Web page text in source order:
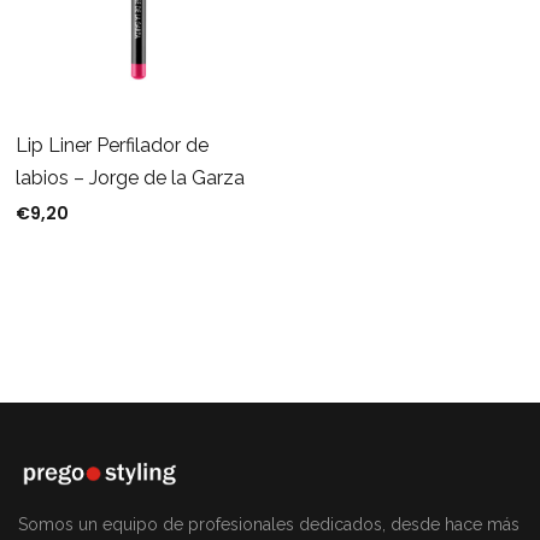
Lip Liner Perfilador de
labios – Jorge de la Garza
€9,20
Somos un equipo de profesionales dedicados, desde hace más